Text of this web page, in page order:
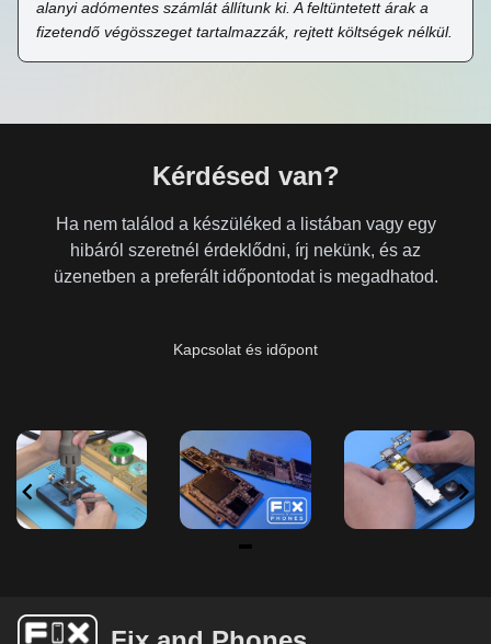
alanyi adómentes számlát állítunk ki. A feltüntetett árak a
fizetendő végösszeget tartalmazzák, rejtett költségek nélkül.
Kérdésed van?
Ha nem találod a készüléked a listában vagy egy
hibáról szeretnél érdeklődni, írj nekünk, és az
üzenetben a preferált időpontodat is megadhatod.
Kapcsolat és időpont